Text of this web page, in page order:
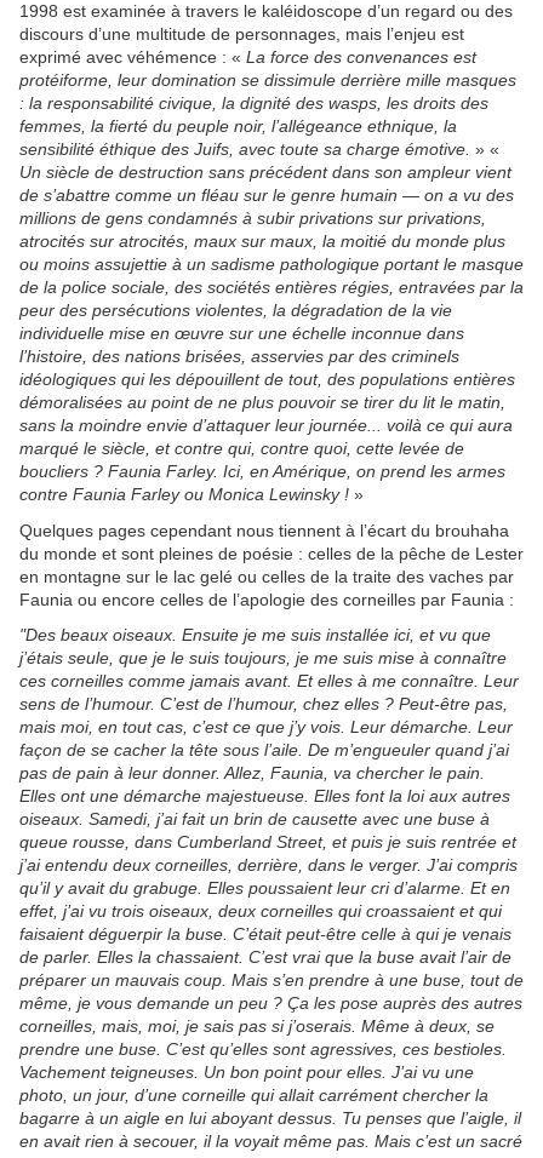
1998 est examinée à travers le kaléidoscope d’un regard ou des
discours d’une multitude de personnages, mais l’enjeu est
exprimé avec véhémence : « La force des convenances est
protéiforme, leur domination se dissimule derrière mille masques
: la responsabilité civique, la dignité des wasps, les droits des
femmes, la fierté du peuple noir, l’allégeance ethnique, la
sensibilité éthique des Juifs, avec toute sa charge émotive. » «
Un siècle de destruction sans précédent dans son ampleur vient
de s’abattre comme un fléau sur le genre humain — on a vu des
millions de gens condamnés à subir privations sur privations,
atrocités sur atrocités, maux sur maux, la moitié du monde plus
ou moins assujettie à un sadisme pathologique portant le masque
de la police sociale, des sociétés entières régies, entravées par la
peur des persécutions violentes, la dégradation de la vie
individuelle mise en œuvre sur une échelle inconnue dans
l’histoire, des nations brisées, asservies par des criminels
idéologiques qui les dépouillent de tout, des populations entières
démoralisées au point de ne plus pouvoir se tirer du lit le matin,
sans la moindre envie d’attaquer leur journée... voilà ce qui aura
marqué le siècle, et contre qui, contre quoi, cette levée de
boucliers ? Faunia Farley. Ici, en Amérique, on prend les armes
contre Faunia Farley ou Monica Lewinsky ! »
Quelques pages cependant nous tiennent à l’écart du brouhaha
du monde et sont pleines de poésie : celles de la pêche de Lester
en montagne sur le lac gelé ou celles de la traite des vaches par
Faunia ou encore celles de l’apologie des corneilles par Faunia :
"Des beaux oiseaux. Ensuite je me suis installée ici, et vu que
j’étais seule, que je le suis toujours, je me suis mise à connaître
ces corneilles comme jamais avant. Et elles à me connaître. Leur
sens de l’humour. C’est de l’humour, chez elles ? Peut-être pas,
mais moi, en tout cas, c’est ce que j’y vois. Leur démarche. Leur
façon de se cacher la tête sous l’aile. De m’engueuler quand j’ai
pas de pain à leur donner. Allez, Faunia, va chercher le pain.
Elles ont une démarche majestueuse. Elles font la loi aux autres
oiseaux. Samedi, j’ai fait un brin de causette avec une buse à
queue rousse, dans Cumberland Street, et puis je suis rentrée et
j’ai entendu deux corneilles, derrière, dans le verger. J’ai compris
qu’il y avait du grabuge. Elles poussaient leur cri d’alarme. Et en
effet, j’ai vu trois oiseaux, deux corneilles qui croassaient et qui
faisaient déguerpir la buse. C’était peut-être celle à qui je venais
de parler. Elles la chassaient. C’est vrai que la buse avait l’air de
préparer un mauvais coup. Mais s’en prendre à une buse, tout de
même, je vous demande un peu ? Ça les pose auprès des autres
corneilles, mais, moi, je sais pas si j’oserais. Même à deux, se
prendre une buse. C’est qu’elles sont agressives, ces bestioles.
Vachement teigneuses. Un bon point pour elles. J’ai vu une
photo, un jour, d’une corneille qui allait carrément chercher la
bagarre à un aigle en lui aboyant dessus. Tu penses que l’aigle, il
en avait rien à secouer, il la voyait même pas. Mais c’est un sacré